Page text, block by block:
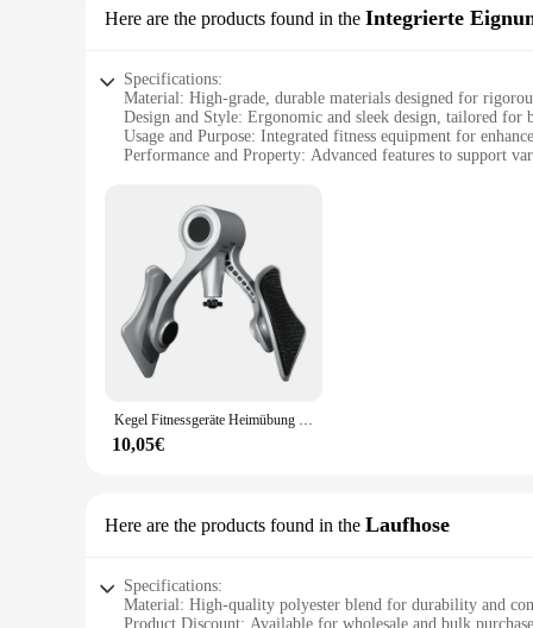
design ensures that they can be easily transported,
to push your limits and achieve your fitness goals.
Here are the products found in the Integrierte
Specifications:
Material: High-grade, durable materials designed for
Design and Style: Ergonomic and sleek design, tailored for
Usage and Purpose: Integrated fitness equipment for
Performance and Property: Advanced features to support
Features:
|Wholesale|
**Unmatched Durability and Performance**
The männer traning equipment is crafted from robust
improve your fitness, this equipment is designed to support
you need to achieve your fitness objectives.
**Versatile Training Solutions**
allows for seamless transitions between exercises, making
have got you covered.
modern aesthetic make it an attractive addition to any
your fitness journey, these sets are designed to support your
Kegel Fitnessgeräte Heimübung Becken Beckenmuskeltrainer Gesäßgeräte für Männer Bodentrainer - Stärken
10,05€
Here are the products found in the Laufhose
Specifications:
Material: High-quality polyester blend for durability and
Product Discount: Available for wholesale and bulk